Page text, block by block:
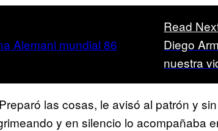
Read
Diego
nuestra
las cosas, le avisó al patrón y
y en silencio lo acompañaba